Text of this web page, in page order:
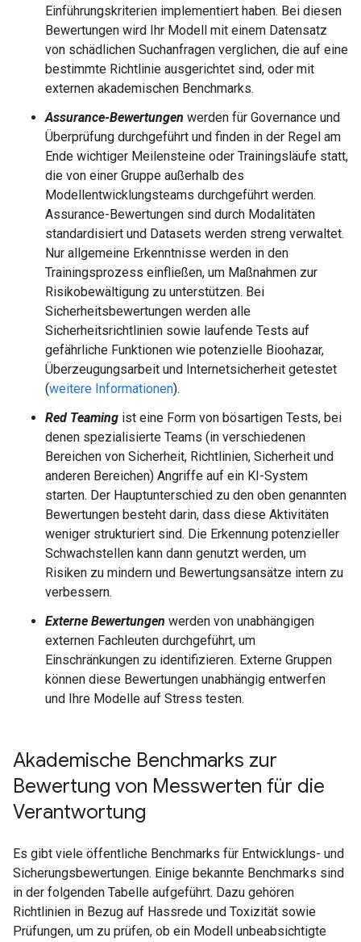
Einführungskriterien implementiert haben. Bei diesen
Bewertungen wird Ihr Modell mit einem Datensatz
von schädlichen Suchanfragen verglichen, die auf eine
bestimmte Richtlinie ausgerichtet sind, oder mit
externen akademischen Benchmarks.
Assurance-Bewertungen werden für Governance und
Überprüfung durchgeführt und finden in der Regel am
Ende wichtiger Meilensteine oder Trainingsläufe statt,
die von einer Gruppe außerhalb des
Modellentwicklungsteams durchgeführt werden.
Assurance-Bewertungen sind durch Modalitäten
standardisiert und Datasets werden streng verwaltet.
Nur allgemeine Erkenntnisse werden in den
Trainingsprozess einfließen, um Maßnahmen zur
Risikobewältigung zu unterstützen. Bei
Sicherheitsbewertungen werden alle
Sicherheitsrichtlinien sowie laufende Tests auf
gefährliche Funktionen wie potenzielle Bioohazar,
Überzeugungsarbeit und Internetsicherheit getestet
(weitere Informationen).
Red Teaming ist eine Form von bösartigen Tests, bei
denen spezialisierte Teams (in verschiedenen
Bereichen von Sicherheit, Richtlinien, Sicherheit und
anderen Bereichen) Angriffe auf ein KI-System
starten. Der Hauptunterschied zu den oben genannten
Bewertungen besteht darin, dass diese Aktivitäten
weniger strukturiert sind. Die Erkennung potenzieller
Schwachstellen kann dann genutzt werden, um
Risiken zu mindern und Bewertungsansätze intern zu
verbessern.
Externe Bewertungen werden von unabhängigen
externen Fachleuten durchgeführt, um
Einschränkungen zu identifizieren. Externe Gruppen
können diese Bewertungen unabhängig entwerfen
und Ihre Modelle auf Stress testen.
Akademische Benchmarks zur
Bewertung von Messwerten für die
Verantwortung
Es gibt viele öffentliche Benchmarks für Entwicklungs- und
Sicherungsbewertungen. Einige bekannte Benchmarks sind
in der folgenden Tabelle aufgeführt. Dazu gehören
Richtlinien in Bezug auf Hassrede und Toxizität sowie
Prüfungen, um zu prüfen, ob ein Modell unbeabsichtigte